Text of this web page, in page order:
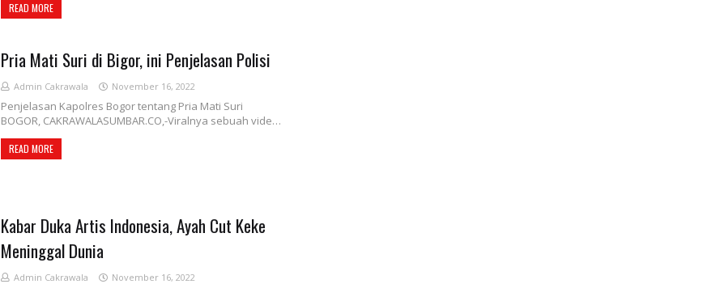
READ MORE
Pria Mati Suri di Bigor, ini Penjelasan Polisi
Admin Cakrawala November 16, 2022
Penjelasan Kapolres Bogor tentang Pria Mati Suri
BOGOR, CAKRAWALASUMBAR.CO,-Viralnya sebuah vide…
READ MORE
Kabar Duka Artis Indonesia, Ayah Cut Keke
Meninggal Dunia
Admin Cakrawala November 16, 2022